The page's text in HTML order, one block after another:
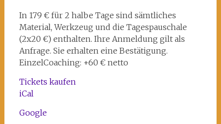
Kunst-
und
Kreativhaus
Rechenzentrum
In 179 € für 2 halbe Tage sind sämtliches
Material, Werkzeug und die Tagespauschale
(2x20 €) enthalten. Ihre Anmeldung gilt als
Anfrage. Sie erhalten eine Bestätigung.
EinzelCoaching: +60 € netto
Tickets kaufen
iCal
Google